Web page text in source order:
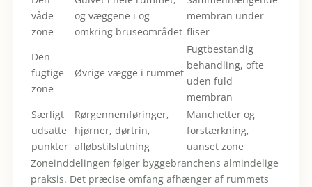
våde
zone
og væggene i og
omkring bruseområdet
membran under
fliser
Den
fugtige
zone
Øvrige vægge i rummet
Fugtbestandig
behandling, ofte
uden fuld
membran
Særligt
udsatte
punkter
Rørgennemføringer,
hjørner, dørtrin,
afløbstilslutning
Manchetter og
forstærkning,
uanset zone
Zoneinddelingen følger byggebranchens almindelige
praksis. Det præcise omfang afhænger af rummets